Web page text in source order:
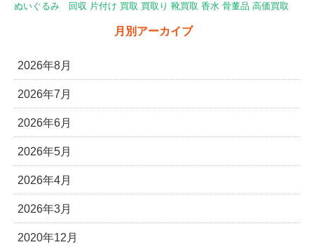
ぬいぐるみ 回収 片付け 買取 買取り 靴買取 香水 骨董品 高価買取
月別アーカイブ
2026年8月
2026年7月
2026年6月
2026年5月
2026年4月
2026年3月
2020年12月